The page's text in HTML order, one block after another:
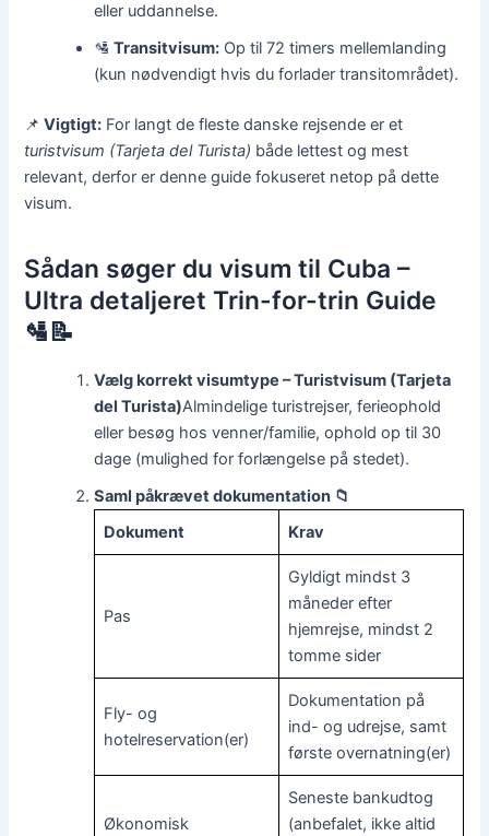
eller uddannelse.
🛂 Transitvisum: Op til 72 timers mellemlanding
(kun nødvendigt hvis du forlader transitområdet).
📌 Vigtigt: For langt de fleste danske rejsende er et
turistvisum (Tarjeta del Turista) både lettest og mest
relevant, derfor er denne guide fokuseret netop på dette
visum.
Sådan søger du visum til Cuba –
Ultra detaljeret Trin-for-trin Guide
🛂📝
Vælg korrekt visumtype – Turistvisum (Tarjeta
del Turista)Almindelige turistrejser, ferieophold
eller besøg hos venner/familie, ophold op til 30
dage (mulighed for forlængelse på stedet).
Saml påkrævet dokumentation 📁
Dokument
Krav
Pas
Gyldigt mindst 3
måneder efter
hjemrejse, mindst 2
tomme sider
Fly- og
hotelreservation(er)
Dokumentation på
ind- og udrejse, samt
første overnatning(er)
Økonomisk
Seneste bankudtog
(anbefalet, ikke altid